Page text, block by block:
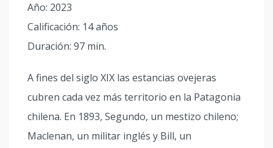
Año: 2023
Calificación: 14 años
Duración: 97 min.
A fines del siglo XIX las estancias ovejeras
cubren cada vez más territorio en la Patagonia
chilena. En 1893, Segundo, un mestizo chileno;
Maclenan, un militar inglés y Bill, un